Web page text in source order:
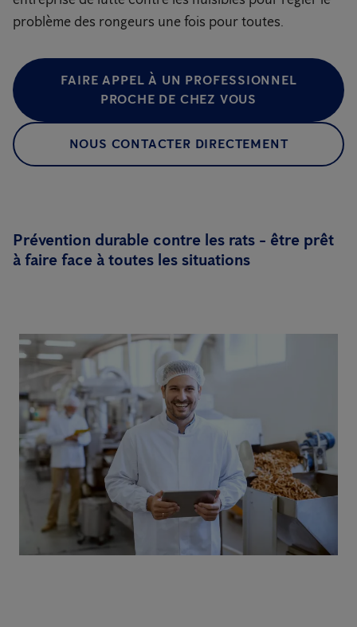
problème des rongeurs une fois pour toutes.
FAIRE APPEL À UN PROFESSIONNEL
PROCHE DE CHEZ VOUS
NOUS CONTACTER DIRECTEMENT
Prévention durable contre les rats - être prêt
à faire face à toutes les situations